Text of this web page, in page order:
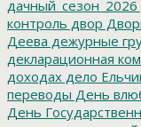
дачный_сезон_2026
контроль двор
Деева дежурные
декларационная
доходах дело
переводы День
День